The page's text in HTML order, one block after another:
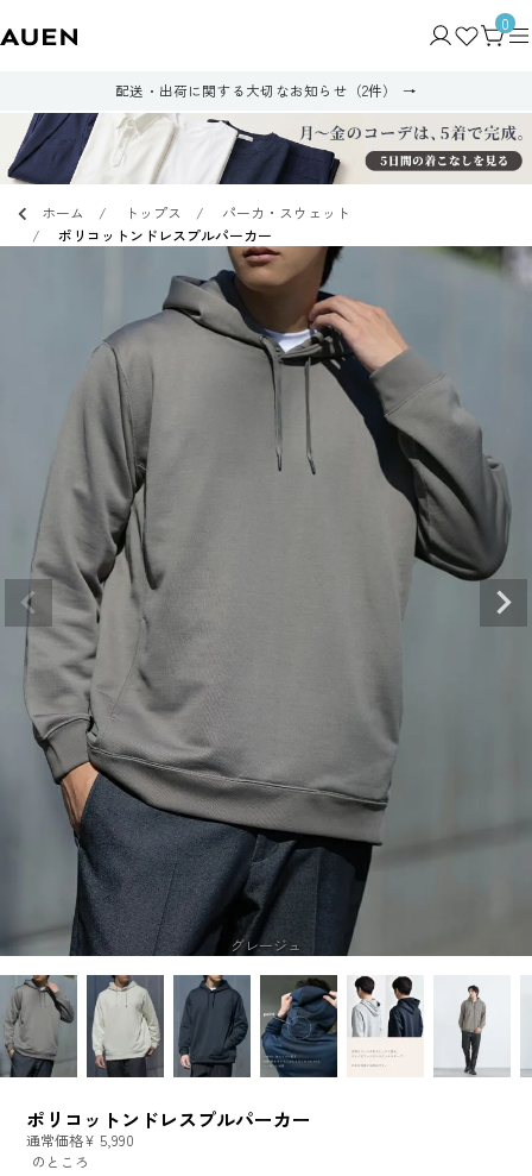
0
配送・出荷に関する大切なお知らせ（2件）
ホーム トップス
パーカ・スウェット
ポリコットンドレスプルパーカー
グレージュ
ポリコットンドレスプルパーカー
通常価格¥ 5,990
のところ